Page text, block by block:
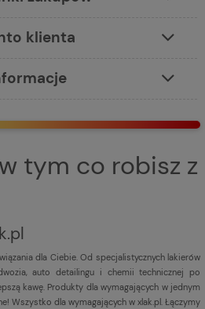
klienta
tym co robisz z
dla Ciebie. Od specjalistycznych lakierów
auto detailingu i chemii technicznej po
kawę. Produkty dla wymagających w jednym
Wszystko dla wymagających w xlak.pl. Łączymy